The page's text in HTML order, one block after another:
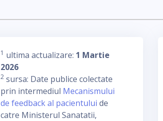
1 ultima actualizare: 1 Martie
2026
2 sursa: Date publice colectate
prin intermediul Mecanismului
de feedback al pacientului de
catre Ministerul Sanatatii,